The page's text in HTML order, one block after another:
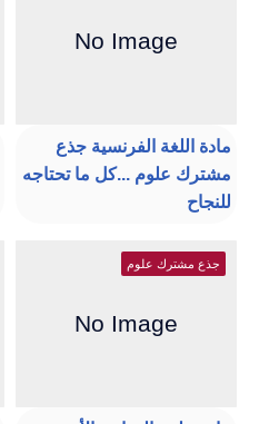
مادة اللغة الفرنسية جذع
مشترك علوم ...كل ما تحتاجه
للنجاح
جذع مشترك علوم